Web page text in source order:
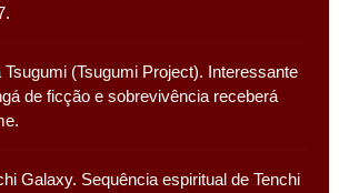
Tsugumi (Tsugumi Project). Interessante
de ficção e sobrevivência receberá
Galaxy. Sequência espiritual de Tenchi